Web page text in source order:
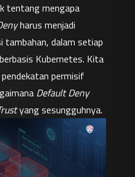
tentang mengapa
harus menjadi
tambahan, dalam setiap
Kubernetes. Kita
permisif
Default Deny
yang sesungguhnya.